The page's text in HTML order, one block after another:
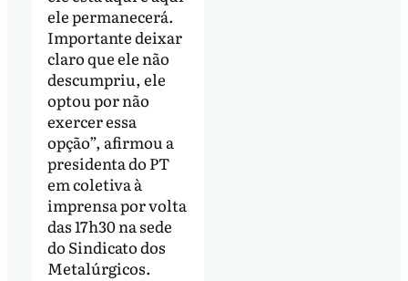
ele permanecerá.
Importante deixar
claro que ele não
descumpriu, ele
optou por não
exercer essa
opção”, afirmou a
presidenta do PT
em coletiva à
imprensa por volta
das 17h30 na sede
do Sindicato dos
Metalúrgicos.